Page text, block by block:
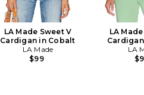
LA Made Sweet V
Cardigan in Cobalt
LA Made
$99
LA
LA